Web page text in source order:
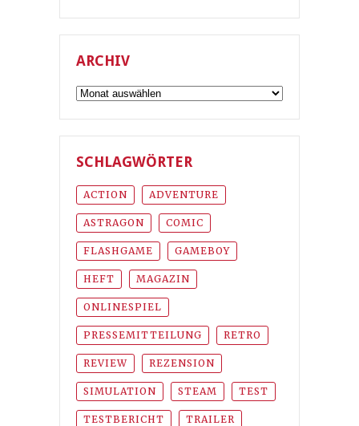
ARCHIV
Archiv
SCHLAGWÖRTER
ACTION ADVENTURE
ASTRAGON COMIC
FLASHGAME GAMEBOY
HEFT MAGAZIN
ONLINESPIEL
PRESSEMITTEILUNG RETRO
REVIEW REZENSION
SIMULATION STEAM TEST
TESTBERICHT TRAILER